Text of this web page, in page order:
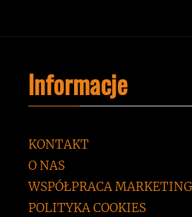
Informacje
KONTAKT
O NAS
WSPÓŁPRACA
POLITYKA COOKIES